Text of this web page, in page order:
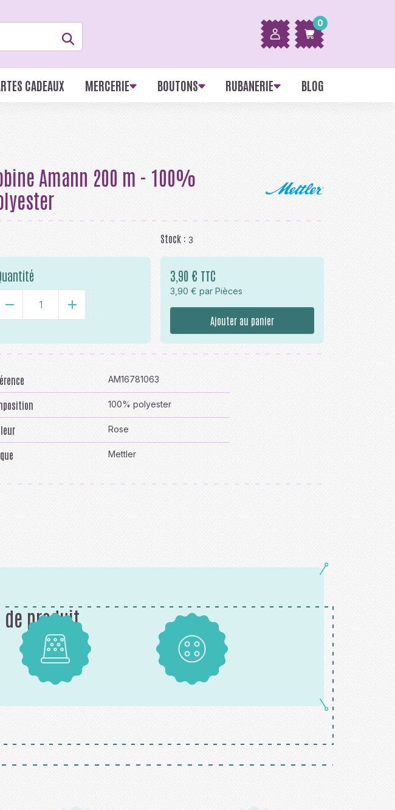
0
CADEAUX MERCERIE BOUTONS RUBANERIE BLOG
Amann 200 m - 100%
Stock : 3
- +
3,90 € TTC
3,90 € par Pièces
Ajouter au panier
AM16781063
100% polyester
Rose
Mettler
de produit
Mercerie Boutons